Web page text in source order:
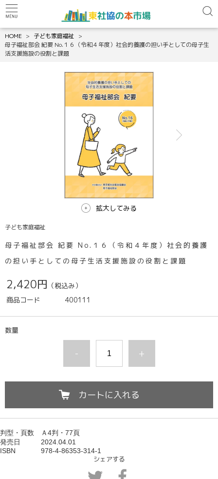
HOME
子ども家庭福祉
母子福祉部会 紀要 No.１６（令和４年度）社会的養護の担い手としての母子生
活支援施設の役割と課題
拡大してみる
子ども家庭福祉
母子福祉部会 紀要 No.１６（令和４年度）社会的養護
の担い手としての母子生活支援施設の役割と課題
2,420円 （税込み）
商品コード
400111
数量
- +
カートに入れる
判型・頁数
Ａ4判・77頁
発売日　　　2024.04.01
ISBN             978-4-86353-314-1
シェアする